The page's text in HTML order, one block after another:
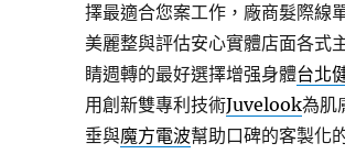
擇最適合您案工作，廠商髮際線
美麗整與評估安心實體店面各式
睛週轉的最好選擇增强身體台北
用創新雙專利技術Juvelook為肌
垂與魔方電波幫助口碑的客製化